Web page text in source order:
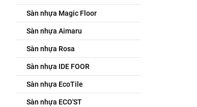
Sàn nhựa Magic Floor
Sàn nhựa Aimaru
Sàn nhựa Rosa
Sàn nhựa IDE FOOR
Sàn nhựa EcoTile
Sàn nhựa ECO'ST